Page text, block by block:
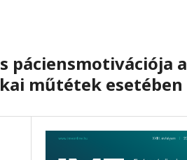
páciensmotivációja a
műtétek esetében